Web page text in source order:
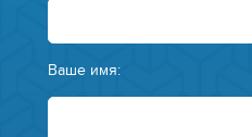
Ваше имя: